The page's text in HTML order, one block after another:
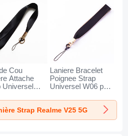
Cou
Attache
Universel
Noir
Laniere Bracelet
Poignee Strap
Universel W06 pour
Noir
Strap Realme V25 5G